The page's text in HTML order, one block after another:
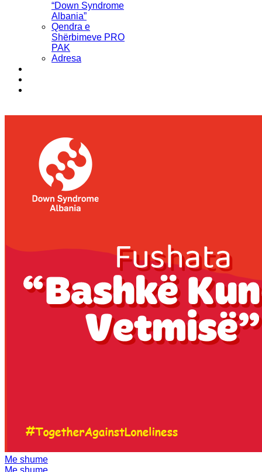
“Down Syndrome
Albania”
Qendra e
Shërbimeve PRO
PAK
Adresa
Me shume
Me shume